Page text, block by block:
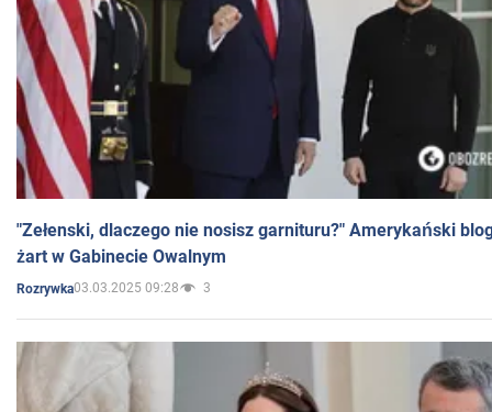
"Zełenski, dlaczego nie nosisz garnituru?" Amerykański
żart w Gabinecie Owalnym
Rozrywka03.03.2025 09:28 3